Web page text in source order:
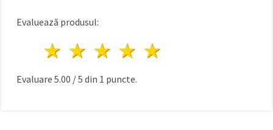
Evaluează produsul:
4 stele
3 stele
2 stele
1 stea
Evaluare 5.00 /5 din 1 puncte.